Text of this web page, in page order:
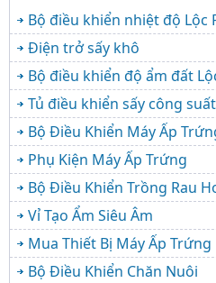
Bộ điều khiển nhiệt độ Lộc
Điện trở sấy khô
Bộ điều khiển độ ẩm đất
Tủ điều khiển sấy công
Bộ Điều Khiển Máy Ấp
Phụ Kiện Máy Ấp Trứng
Bộ Điều Khiển Trồng Rau
Vỉ Tạo Ẩm Siêu Âm
Mua Thiết Bị Máy Ấp Trứng
Bộ Điều Khiển Chăn Nuôi